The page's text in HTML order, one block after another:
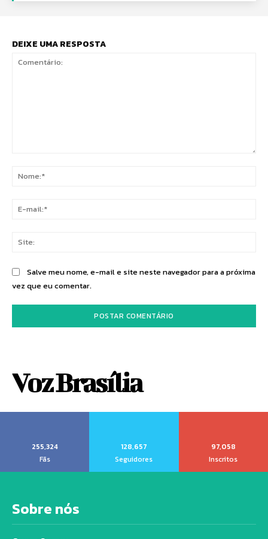
DEIXE UMA RESPOSTA
Salve meu nome, e-mail e site neste navegador para a próxima
vez que eu comentar.
Voz Brasília
255,324
Fãs
128,657
Seguidores
97,058
Inscritos
Sobre nós